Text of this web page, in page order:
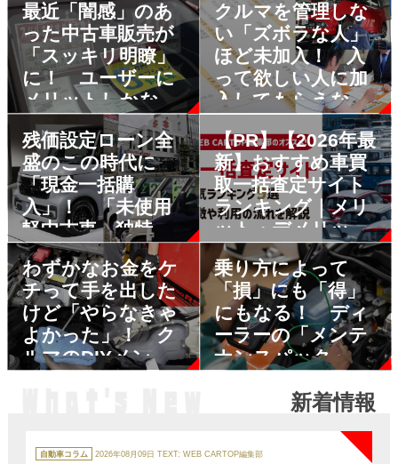
最近「闇感」のあ
った中古車販売が
「スッキリ明瞭」
に！ ユーザーに
メリットしかない
「支払総額」表示
の義務づけとは
クルマを管理しな
い「ズボラな人」
ほど未加入！ 入
って欲しい人に加
入してもらえない
「メンテンナンス
パック」の現状
残価設定ローン全
盛のこの時代に
「現金一括購
入」！ 「未使用
軽中古車」独特の
「お得な買い方」
とは
【PR】【2026年最
新】おすすめ車買
取一括査定サイト
ランキング｜メリ
ット・デメリット
も解説
わずかなお金をケ
チって手を出した
けど「やらなきゃ
よかった」！ ク
ルマのDIYメンテ
乗り方によって
「損」にも「得」
にもなる！ ディ
ーラーの「メンテ
ナンスパック」に
新着情報
テ
ゴ
自動車コラム 2026年08月09日 TEXT: WEB CARTOP編集部
NEW